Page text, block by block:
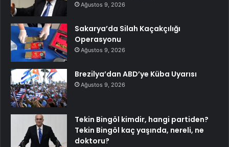
Ağustos 9, 2026
Sakarya’da Silah Kaçakçılığı
Operasyonu
Ağustos 9, 2026
Brezilya’dan ABD’ye Küba Uyarısı
Ağustos 9, 2026
Tekin Bingöl kimdir, hangi partiden?
Tekin Bingöl kaç yaşında, nereli, ne
doktoru?